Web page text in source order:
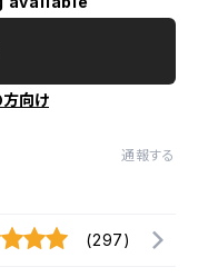
向け
通報する
(297)